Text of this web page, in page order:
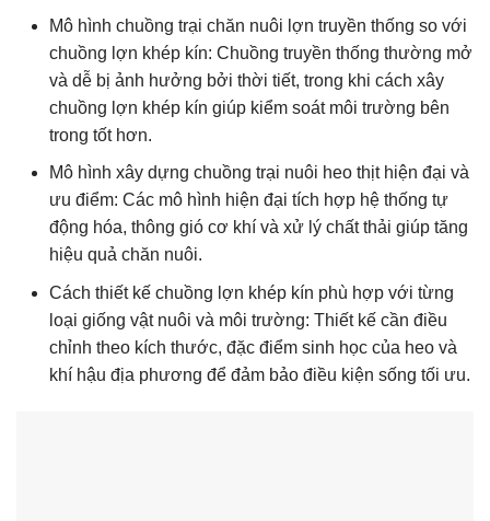
Mô hình chuồng trại chăn nuôi lợn truyền thống so với
chuồng lợn khép kín: Chuồng truyền thống thường mở
và dễ bị ảnh hưởng bởi thời tiết, trong khi cách xây
chuồng lợn khép kín giúp kiểm soát môi trường bên
trong tốt hơn.
Mô hình xây dựng chuồng trại nuôi heo thịt hiện đại và
ưu điểm: Các mô hình hiện đại tích hợp hệ thống tự
động hóa, thông gió cơ khí và xử lý chất thải giúp tăng
hiệu quả chăn nuôi.
Cách thiết kế chuồng lợn khép kín phù hợp với từng
loại giống vật nuôi và môi trường: Thiết kế cần điều
chỉnh theo kích thước, đặc điểm sinh học của heo và
khí hậu địa phương để đảm bảo điều kiện sống tối ưu.